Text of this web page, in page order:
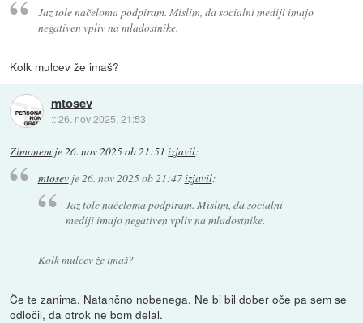
Jaz tole načeloma podpiram. Mislim, da socialni mediji imajo
negativen vpliv na mladostnike.
Kolk mulcev že imaš?
mtosev
::26. nov 2025, 21:53
Zimonem je26. nov 2025 ob 21:51 izjavil:
mtosevje26. nov 2025 ob 21:47izjavil:
Jaz tole načeloma podpiram. Mislim, da socialni
mediji imajo negativen vpliv na mladostnike.
Kolk mulcev že imaš?
Če te zanima. Natančno nobenega. Ne bi bil dober oče pa sem se
odločil, da otrok ne bom delal.